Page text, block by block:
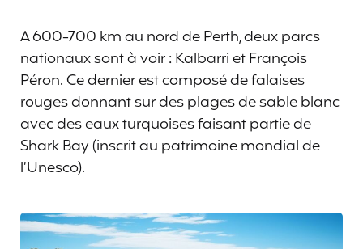
A 600-700 km au nord de Perth, deux parcs
nationaux sont à voir : Kalbarri et François
Péron. Ce dernier est composé de falaises
rouges donnant sur des plages de sable blanc
avec des eaux turquoises faisant partie de
Shark Bay (inscrit au patrimoine mondial de
l’Unesco).